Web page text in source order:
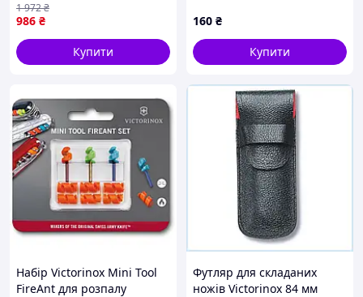
тактичний military з
чохлом хакі
986 ₴
1 972₴
Купити
160 ₴
Купити
Набір Victorinox Mini Tool
FireAnt для розпалу
Футляр для складаних
ножів Victorinox 84 мм